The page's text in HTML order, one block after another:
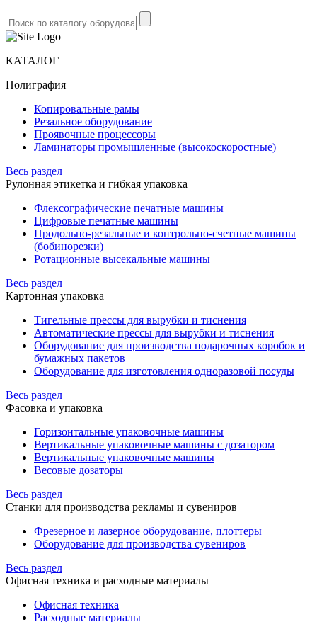
КАТАЛОГ
Полиграфия
Копировальные рамы
Резальное оборудование
Проявочные процессоры
Ламинаторы промышленные (высокоскоростные)
Весь раздел
Рулонная этикетка и гибкая упаковка
Флексографические печатные машины
Цифровые печатные машины
Продольно-резальные и контрольно-счетные машины
(бобинорезки)
Ротационные высекальные машины
Весь раздел
Картонная упаковка
Тигельные прессы для вырубки и тиснения
Автоматические прессы для вырубки и тиснения
Оборудование для производства подарочных коробок и
бумажных пакетов
Оборудование для изготовления одноразовой посуды
Весь раздел
Фасовка и упаковка
Горизонтальные упаковочные машины
Вертикальные упаковочные машины с дозатором
Вертикальные упаковочные машины
Весовые дозаторы
Весь раздел
Станки для производства рекламы и сувениров
Фрезерное и лазерное оборудование, плоттеры
Оборудование для производства сувениров
Весь раздел
Офисная техника и расходные материалы
Офисная техника
Расходные материалы